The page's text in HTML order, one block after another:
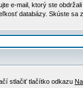
e-mail, ktorý ste
databázy. Skúste sa
stlačiť tlačítko odkazu